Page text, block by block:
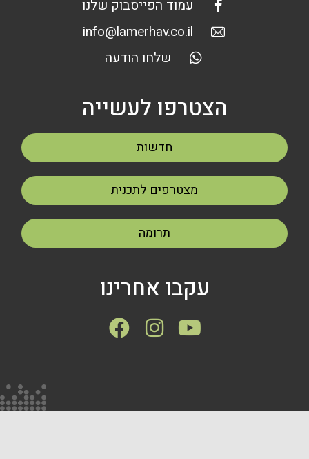
עמוד הפייסבוק שלנו
info@lamerhav.co.il
שלחו הודעה
הצטרפו לעשייה
חדשות
מצטרפים לתכנית
תרומה
עקבו אחרינו